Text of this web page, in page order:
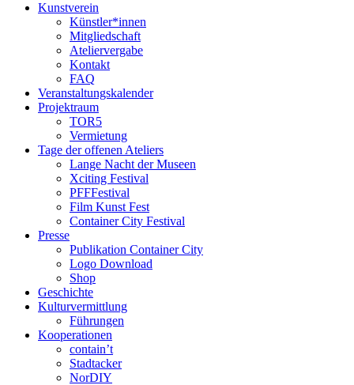
Kunstverein
Künstler*innen
Mitgliedschaft
Ateliervergabe
Kontakt
FAQ
Veranstaltungskalender
Projektraum
TOR5
Vermietung
Tage der offenen Ateliers
Lange Nacht der Museen
Xciting Festival
PFFFestival
Film Kunst Fest
Container City Festival
Presse
Publikation Container City
Logo Download
Shop
Geschichte
Kulturvermittlung
Führungen
Kooperationen
contain’t
Stadtacker
NorDIY